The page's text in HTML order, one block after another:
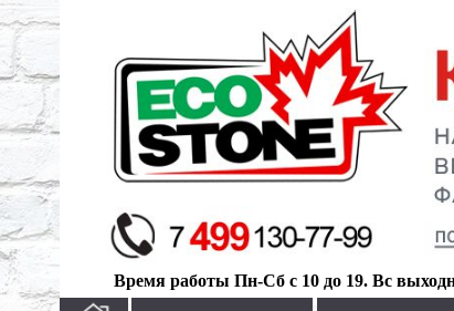
Время работы Пн-Сб с 10 до 19. Вс